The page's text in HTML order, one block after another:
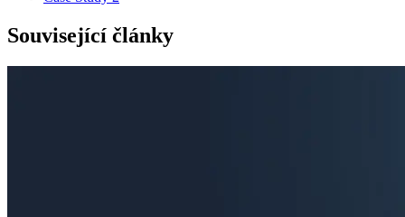
Související články